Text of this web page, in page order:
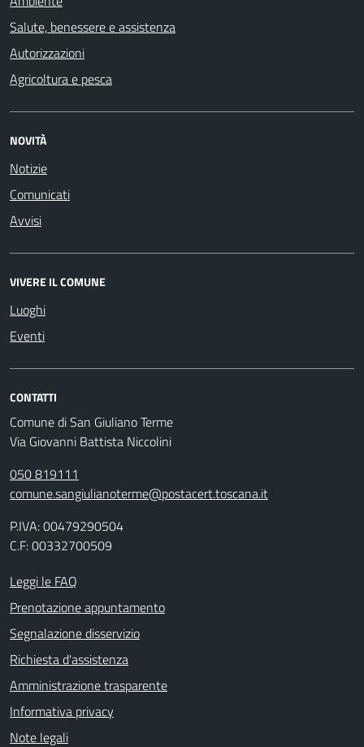
Salute, benessere e assistenza
Autorizzazioni
Agricoltura e pesca
NOVITÀ
Notizie
Comunicati
Avvisi
VIVERE IL COMUNE
Luoghi
Eventi
CONTATTI
Comune di San Giuliano Terme
Via Giovanni Battista Niccolini
050 819111
comune.sangiulianoterme@postacert.toscana.it
P.IVA: 00479290504
C.F: 00332700509
Leggi le FAQ
Prenotazione appuntamento
Segnalazione disservizio
Richiesta d'assistenza
Amministrazione trasparente
Informativa privacy
Note legali